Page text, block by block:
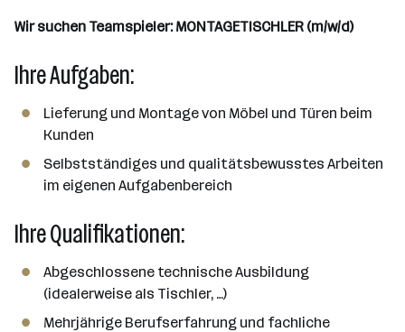
e
l
e
t
e
e
r
e
n
e
a
d
o
Wir suchen Teamspieler: MONTAGETISCHLER (m/w/d)
Ihre Aufgaben:
Lieferung und Montage von Möbel und Türen beim
Kunden
Selbstständiges und qualitätsbewusstes Arbeiten
im eigenen Aufgabenbereich
Ihre Qualifikationen:
Abgeschlossene technische Ausbildung
(idealerweise als Tischler, …)
Mehrjährige Berufserfahrung und fachliche